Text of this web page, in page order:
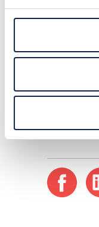
Helle
Annelie
Anna